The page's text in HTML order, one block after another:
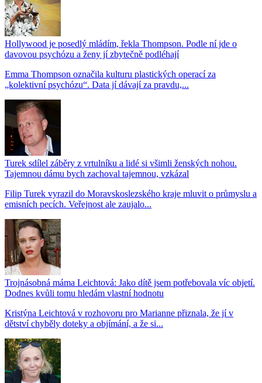
Hollywood je posedlý mládím, řekla Thompson. Podle ní jde o
davovou psychózu a ženy jí zbytečně podléhají
Emma Thompson označila kulturu plastických operací za
„kolektivní psychózu“. Data jí dávají za pravdu,...
Turek sdílel záběry z vrtulníku a lidé si všimli ženských nohou.
Tajemnou dámu bych zachoval tajemnou, vzkázal
Filip Turek vyrazil do Moravskoslezského kraje mluvit o průmyslu a
emisních pecích. Veřejnost ale zaujalo...
Trojnásobná máma Leichtová: Jako dítě jsem potřebovala víc objetí.
Dodnes kvůli tomu hledám vlastní hodnotu
Kristýna Leichtová v rozhovoru pro Marianne přiznala, že jí v
dětství chyběly doteky a objímání, a že si...